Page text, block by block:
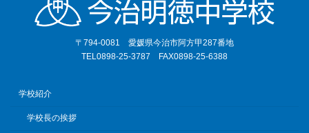
〒794-0081 愛媛県今治市阿方甲287番地
TEL0898-25-3787 FAX0898-25-6388
学校紹介
学校長の挨拶